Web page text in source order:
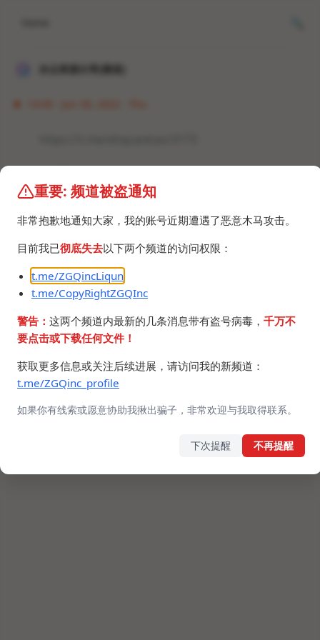
©2024 ZGQ Inc.All rights reserved
重要: 频道被盗通知
非常抱歉地通知大家，我的账号近期遭遇了恶意木马攻击。
目前我已彻底失去以下两个频道的访问权限：
t.me/ZGQincLiqun
t.me/CopyRightZGQInc
警告： 这两个频道内最新的几条消息带有盗号病毒， 千万不
要点击或下载任何文件！
获取更多信息或关注后续进展，请访问我的新频道：
t.me/ZGQinc_profile
如果你有线索或愿意协助我揪出骗子，非常欢迎与我取得联系。
下次提醒 不再提醒